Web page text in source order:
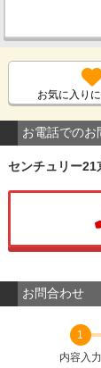
お気に入り
お電話でのお
センチュリー21
お問合わせ
1
内容入力